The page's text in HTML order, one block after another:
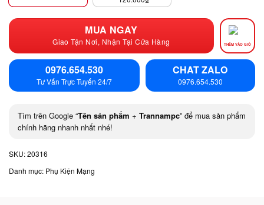
MUA NGAY
Giao Tận Nơi, Nhận Tại Cửa Hàng THÊM VÀO GIỎ
0976.654.530
Tư Vấn Trực Tuyến 24/7
CHAT ZALO
0976.654.530
Tìm trên Google “Tên sản phẩm + Trannampc” để mua sản phẩm
chính hãng nhanh nhất nhé!
SKU:20316
Danh mục: Phụ Kiện Mạng